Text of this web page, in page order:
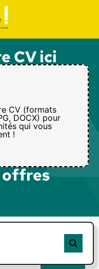
CV ici
CV (formats
DOCX) pour
qui vous
!
offres​